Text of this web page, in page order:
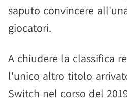
saputo convincere
giocatori.
A chiudere la classifica
l'unico altro titolo
Switch nel corso del